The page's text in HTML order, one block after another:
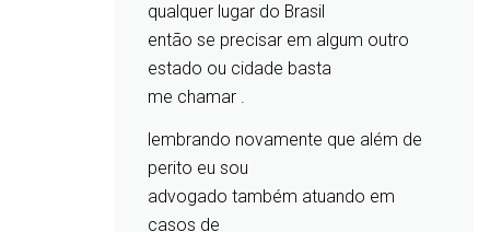
qualquer lugar do Brasil
então se precisar em algum outro
estado ou cidade basta
me chamar .
lembrando novamente que além de
perito eu sou
advogado também atuando em
casos de